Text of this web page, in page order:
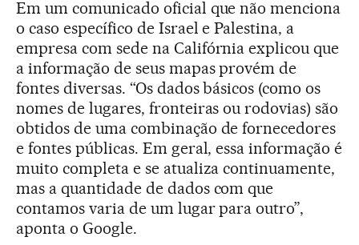
Em um comunicado oficial que não menciona
o caso específico de Israel e Palestina, a
empresa com sede na Califórnia explicou que
a informação de seus mapas provém de
fontes diversas. “Os dados básicos (como os
nomes de lugares, fronteiras ou rodovias) são
obtidos de uma combinação de fornecedores
e fontes públicas. Em geral, essa informação é
muito completa e se atualiza continuamente,
mas a quantidade de dados com que
contamos varia de um lugar para outro”,
aponta o Google.